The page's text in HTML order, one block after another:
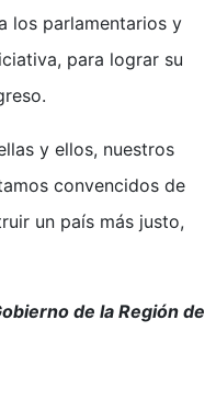
los parlamentarios y
para lograr su
y ellos, nuestros
convencidos de
un país más justo,
de la Región de